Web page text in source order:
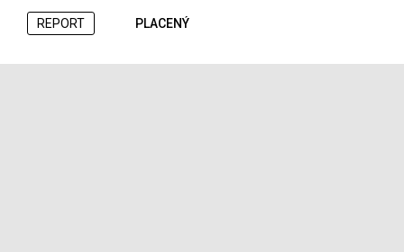
REPORT PLACENÝ